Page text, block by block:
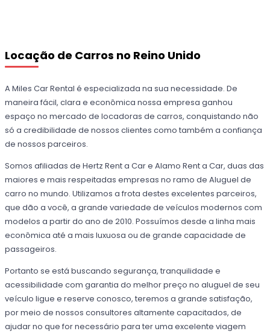
Locação de Carros no Reino Unido
A Miles Car Rental é especializada na sua necessidade. De
maneira fácil, clara e econômica nossa empresa ganhou
espaço no mercado de locadoras de carros, conquistando não
só a credibilidade de nossos clientes como também a confiança
de nossos parceiros.
Somos afiliadas de Hertz Rent a Car e Alamo Rent a Car, duas das
maiores e mais respeitadas empresas no ramo de Aluguel de
carro no mundo. Utilizamos a frota destes excelentes parceiros,
que dão a você, a grande variedade de veículos modernos com
modelos a partir do ano de 2010. Possuímos desde a linha mais
econômica até a mais luxuosa ou de grande capacidade de
passageiros.
Portanto se está buscando segurança, tranquilidade e
acessibilidade com garantia do melhor preço no aluguel de seu
veículo ligue e reserve conosco, teremos a grande satisfação,
por meio de nossos consultores altamente capacitados, de
ajudar no que for necessário para ter uma excelente viagem